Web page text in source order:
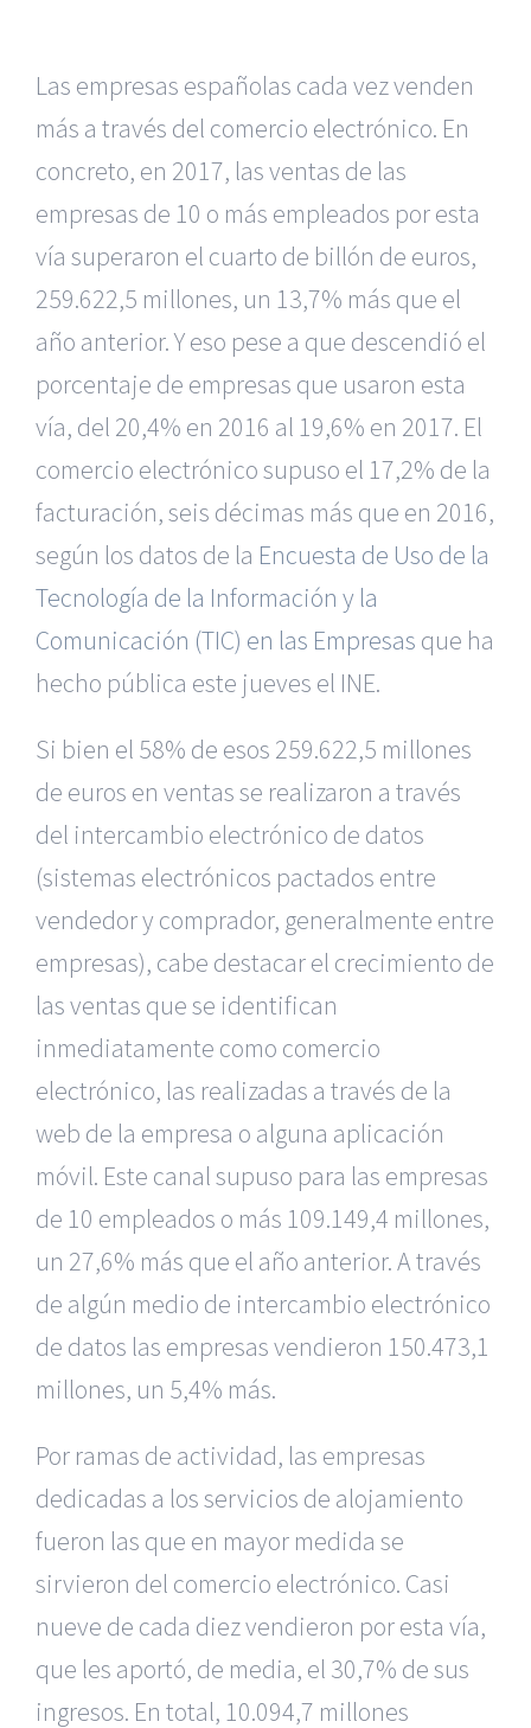
Las empresas españolas cada vez venden
más a través del comercio electrónico. En
concreto, en 2017, las ventas de las
empresas de 10 o más empleados por esta
vía superaron el cuarto de billón de euros,
259.622,5 millones, un 13,7% más que el
año anterior. Y eso pese a que descendió el
porcentaje de empresas que usaron esta
vía, del 20,4% en 2016 al 19,6% en 2017. El
comercio electrónico supuso el 17,2% de la
facturación, seis décimas más que en 2016,
según los datos de la Encuesta de Uso de la
Tecnología de la Información y la
Comunicación (TIC) en las Empresas que ha
hecho pública este jueves el INE.
Si bien el 58% de esos 259.622,5 millones
de euros en ventas se realizaron a través
del intercambio electrónico de datos
(sistemas electrónicos pactados entre
vendedor y comprador, generalmente entre
empresas), cabe destacar el crecimiento de
las ventas que se identifican
inmediatamente como comercio
electrónico, las realizadas a través de la
web de la empresa o alguna aplicación
móvil. Este canal supuso para las empresas
de 10 empleados o más 109.149,4 millones,
un 27,6% más que el año anterior. A través
de algún medio de intercambio electrónico
de datos las empresas vendieron 150.473,1
millones, un 5,4% más.
Por ramas de actividad, las empresas
dedicadas a los servicios de alojamiento
fueron las que en mayor medida se
sirvieron del comercio electrónico. Casi
nueve de cada diez vendieron por esta vía,
que les aportó, de media, el 30,7% de sus
ingresos. En total, 10.094,7 millones